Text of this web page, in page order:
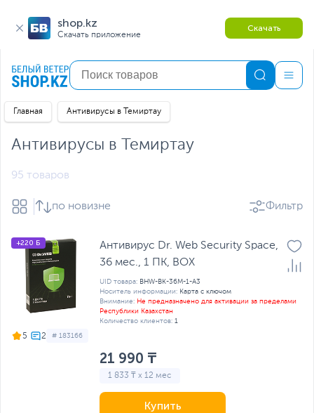
shop.kz
Скачать приложение
Скачать
Главная Антивирусы в Темиртау
Антивирусы в Темиртау
95 товаров
по новизне Фильтр
5 # 183166
+220 Б
Антивирус Dr. Web Security Space,
36 мес., 1 ПК, BOX
UID товара: BHW-BK-36M-1-A3
Носитель информации: Карта с ключом
Внимание: Не предназначено для активации за пределами
Республики Казахстан
Количество клиентов: 1
21 990 ₸
1 833 ₸ x 12 мес
Купить